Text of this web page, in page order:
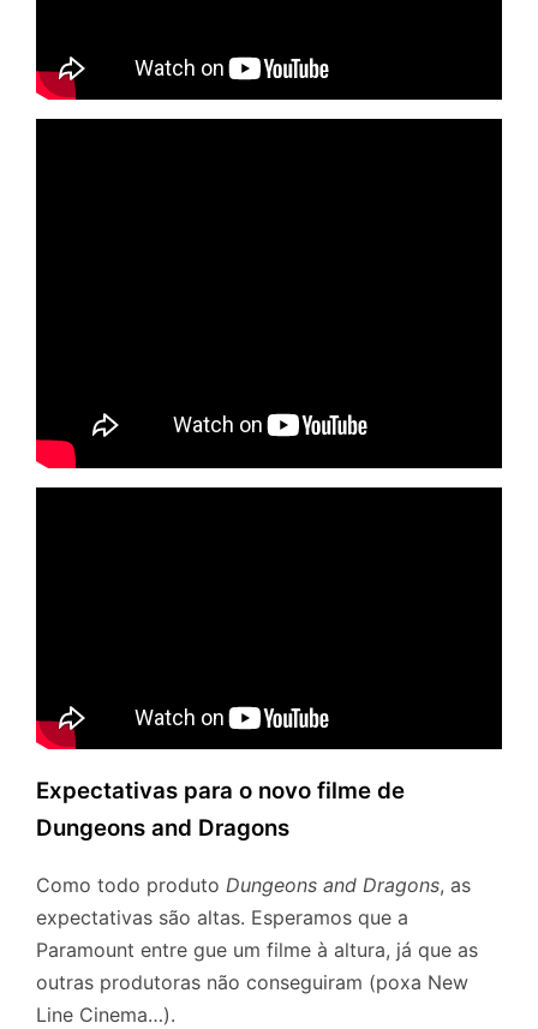
Expectativas para o novo filme de
Dungeons and Dragons
Como todo produto Dungeons and Dragons, as
expectativas são altas. Esperamos que a
Paramount entre gue um filme à altura, já que as
outras produtoras não conseguiram (poxa New
Line Cinema…).